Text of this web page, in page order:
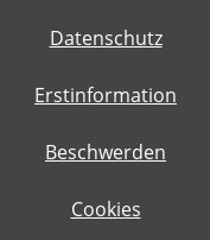
Datenschutz
Erstinformation
Beschwerden
Cookies